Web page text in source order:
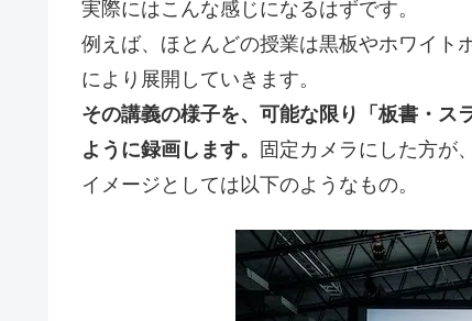
実際にはこんな感じになるはずです。
例えば、ほとんどの授業は黒板やホワイト
により展開していきます。
その講義の様子を、可能な限り「板書・ス
ように録画します。 固定カメラにした方が
イメージとしては以下のようなもの。